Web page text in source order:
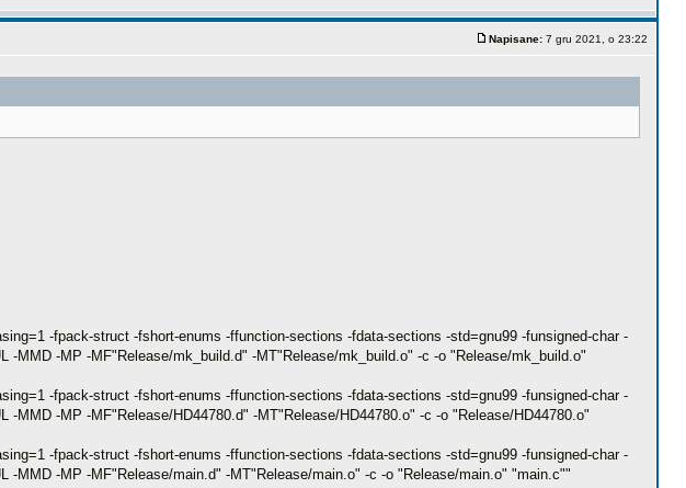
Napisane: 7 gru 2021, o 23:22
-fpack-struct -fshort-enums -ffunction-sections -fdata-sections -std=gnu99 -funsigned-char -
MMD -MP -MF"Release/mk_build.d" -MT"Release/mk_build.o" -c -o "Release/mk_build.o"
-fpack-struct -fshort-enums -ffunction-sections -fdata-sections -std=gnu99 -funsigned-char -
-MP -MF"Release/HD44780.d" -MT"Release/HD44780.o" -c -o "Release/HD44780.o"
-fpack-struct -fshort-enums -ffunction-sections -fdata-sections -std=gnu99 -funsigned-char -
MMD -MP -MF"Release/main.d" -MT"Release/main.o" -c -o "Release/main.o" "main.c""